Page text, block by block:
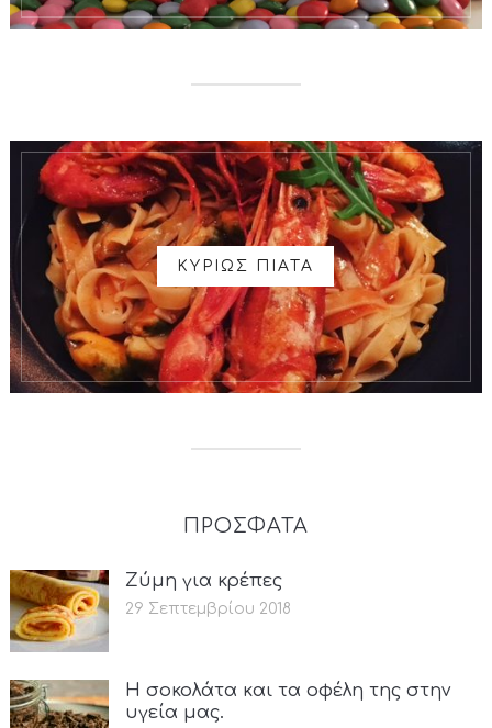
ΚΥΡΙΩΣ ΠΙΑΤΑ
ΠΡΟΣΦΑΤΑ
Ζύμη για κρέπες
29 Σεπτεμβρίου 2018
Η σοκολάτα και τα οφέλη της στην
υγεία μας.